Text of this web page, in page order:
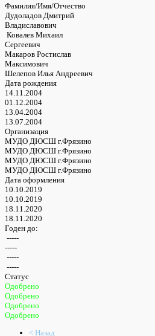
Фамилия/Имя/Отчество
Дудоладов Дмитрий
Владиславович
Ковалев Михаил
Сергеевич
Макаров Ростислав
Максимович
Шелепов Илья Андреевич
Дата рождения
14.11.2004
01.12.2004
13.04.2004
13.07.2004
Организация
МУДО ДЮСШ г.Фрязино
МУДО ДЮСШ г.Фрязино
МУДО ДЮСШ г.Фрязино
МУДО ДЮСШ г.Фрязино
Дата оформления
10.10.2019
10.10.2019
18.11.2020
18.11.2020
Годен до:
-----
-----
-----
-----
Статус
Одобрено
Одобрено
Одобрено
Одобрено
< Назад